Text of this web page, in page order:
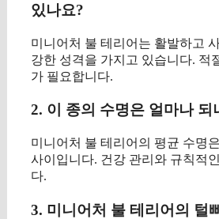
있나요?
미니어처 불 테리어는 활발하고
강한 성격을 가지고 있습니다. 적
가 필요합니다.
2. 이 종의 수명은 얼마나 되
미니어처 불 테리어의 평균 수명
사이입니다. 건강 관리와 규칙적
다.
3. 미니어처 불 테리어의 털